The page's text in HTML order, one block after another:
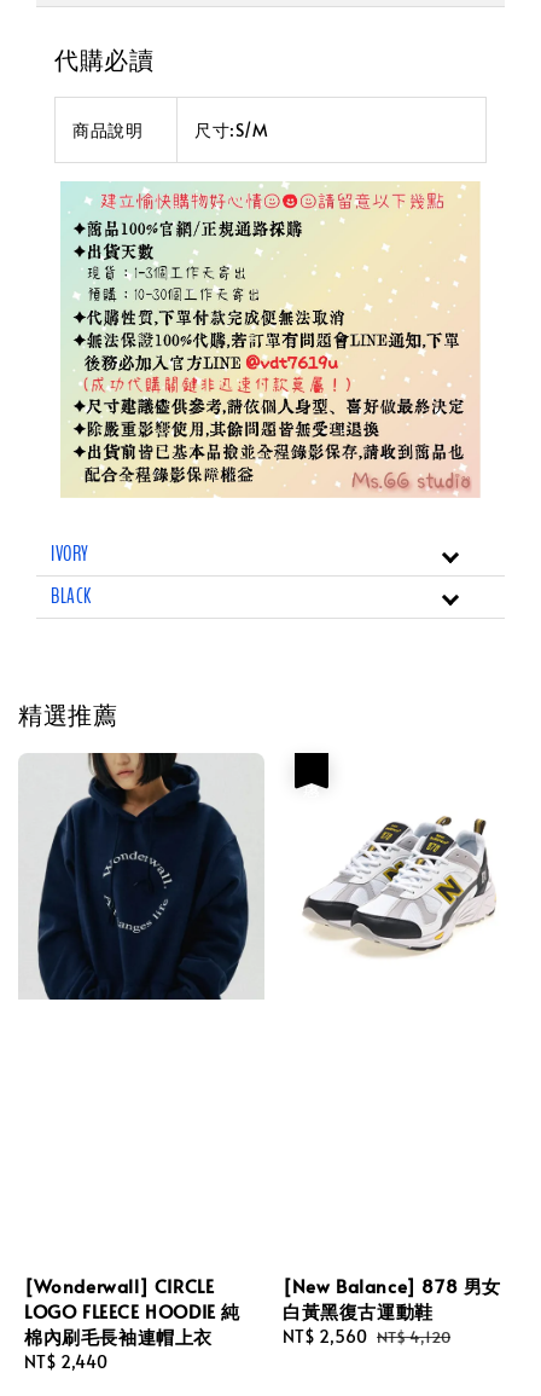
代購必讀
商品說明 尺寸:S/M
IVORY
BLACK
精選推薦
[Wonderwall] CIRCLE
LOGO FLEECE HOODIE 純
棉內刷毛長袖連帽上衣
Regular
NT$ 2,440
[New Balance] 878 男女
白黃黑復古運動鞋
Sale
NT$ 2,560 Regular
NT$ 4,120